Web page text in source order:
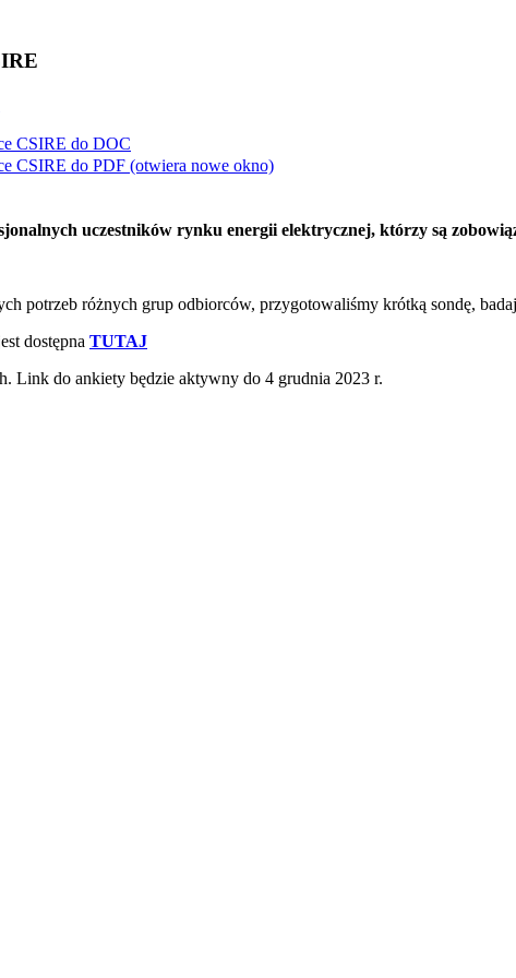
CSIRE do DOC
CSIRE do PDF (otwiera nowe okno)
uczestników rynku energii elektrycznej, którzy są
potrzeb różnych grup odbiorców, przygotowaliśmy krótką sondę,
dostępna TUTAJ
Link do ankiety będzie aktywny do 4 grudnia 2023 r.